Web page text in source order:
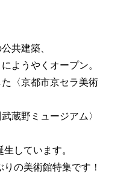
共建築、
ようやくオープン。
〈京都市京セラ美術
蔵野ミュージアム〉
しています。
の美術館特集です！